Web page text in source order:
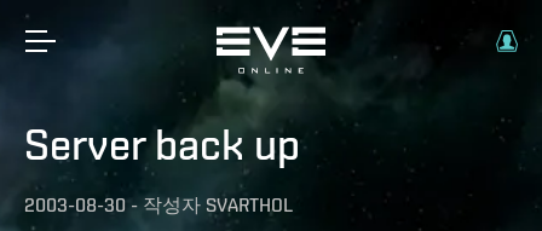
Server back up
2003-08-30 - 작성자 SVARTHOL